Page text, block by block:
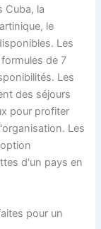
Cuba, la
le
Les
de 7
Les
des séjours
pour profiter
Les
d'un pays en
pour un